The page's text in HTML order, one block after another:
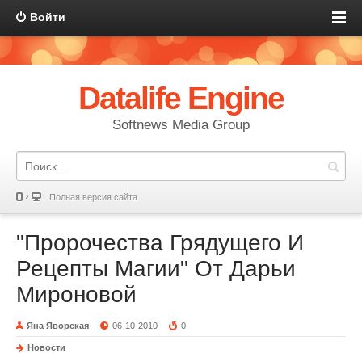
Войти
Datalife Engine
Softnews Media Group
Полная версия сайта
"Пророчества Грядущего И
Рецепты Магии" От Дарьи
Мироновой
Яна Яворская 06-10-2010 0
Новости